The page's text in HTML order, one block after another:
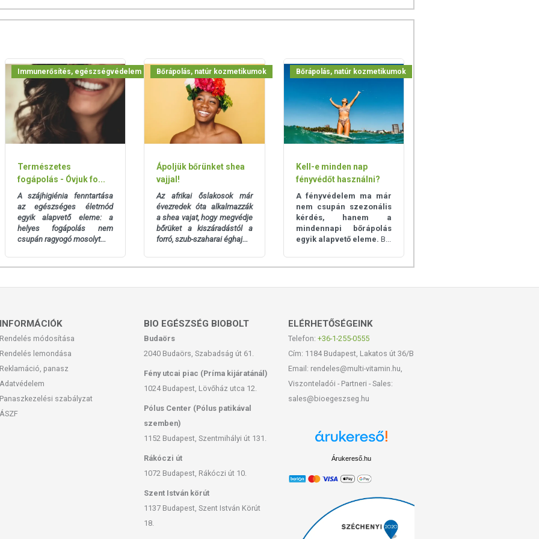
a PURITO értékesítési modelljének köszönhetően
így a termék ára kedvező maradhatott.
e ezen felül C vitaminos szérumot a maximális
egy vattakoronggal és várd meg hogy beivódjon a
vitaminos szérumot a még látványosabb foltfehérítés
70 arckrém homoktövissel következzen, amely szintén
a bőröd.
Level 1-2 kategóriás, és teljes mértékben mentes a
előforduló kockázatos összetevőktől, mint
PEG.
minőségű alapanyagok magas koncentrációval,
Bifida Lysate összetevője erősíti és védi a bőrt az
a bőr élénkségéről gondoskodik.
1,2-Hexanediol, Bacillus/Soybean Ferment
Acrylates/C10-30 Alkyl Acrylate Crosspolymer,
Disodium EDTA, Dipotassium Glycyrrhizate,
Betegség esetén használatát beszélje meg
Az ajánlott napi alkalmazási mennyiséget ne lépje
Immunerősítés, egészségvédelem
Természetes
fogápolás - Óvjuk fo...
A szájhigiénia fenntartása
az egészséges életmód
egyik alapvető eleme: a
helyes fogápolás nem
csupán ragyogó mosolyt...
Bőrápolás, natúr kozmetikumok
Ápoljük bőrünket shea
vajjal!
Az afrikai őslakosok már
évezredek óta alkalmazzák
a shea vajat, hogy megvédje
bőrüket a kiszáradástól a
forró, szub-szaharai éghaj...
Bőrápolás, natúr kozmetikumok
Kell-e minden nap
fényvédőt használni?
A fényvédelem ma már
nem csupán szezonális
kérdés, hanem a
mindennapi bőrápolás
egyik alapvető eleme. B...
INFORMÁCIÓK
Rendelés módosítása
Rendelés lemondása
Reklamáció, panasz
Adatvédelem
Panaszkezelési szabályzat
ÁSZF
BIO EGÉSZSÉG BIOBOLT
Budaörs
2040 Budaörs, Szabadság út 61.
Fény utcai piac (Príma kijáratánál)
1024 Budapest, Lövőház utca 12.
Pólus Center (Pólus patikával
szemben)
1152 Budapest, Szentmihályi út 131.
Rákóczi út
1072 Budapest, Rákóczi út 10.
Szent István körút
1137 Budapest, Szent István Körút
18.
ELÉRHETŐSÉGEINK
Telefon: +36-1-255-0555
Cím: 1184 Budapest, Lakatos út 36/B
Email: rendeles@multi-vitamin.hu,
Viszonteladói - Partneri - Sales:
sales@bioegeszseg.hu
Árukereső.hu